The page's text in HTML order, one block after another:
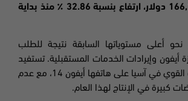
دولار، ارتفاع بنسبة
منذ بداية
أعلى مستوياتها السابقة نتيجة للطلب
أيفون وإيرادات الخدمات المستقبلية. تستفيد
الشركة من الطلب القوي في آسيا على هاتفها أيفون 14، مع عدم
كبيرة في الإنتاج لهذا العام.